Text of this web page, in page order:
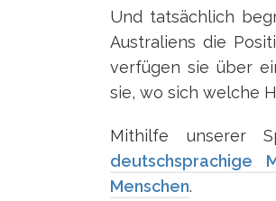
Und tatsächlich
Australiens die
verfügen sie über
sie, wo sich welche
Mithilfe unserer
deutschsprachige
Menschen.